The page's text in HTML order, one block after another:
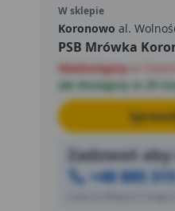
W sklepie
Koronowo al.
PSB Mrówka
Niedostępny w
ale dostępny w 29
Zadzwoń
+48 885